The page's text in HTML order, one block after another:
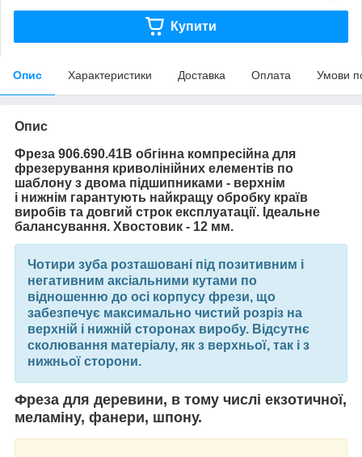
Купити
Опис Характеристики Доставка Оплата Умови
Опис
Фреза 906.690.41B обгінна компресійна для
фрезерування криволінійних елементів по
шаблону з двома підшипниками - верхнім
і нижнім гарантують найкращу обробку країв
виробів та довгий строк експлуатації. Ідеальне
балансування. Хвостовик - 12 мм.
Чотири зуба розташовані під позитивним і
негативним аксіальними кутами по
відношенню до осі корпусу фрези, що
забезпечує максимально чистий розріз на
верхній і нижній сторонах виробу. Відсутнє
сколювання матеріалу, як з верхньої, так і з
нижньої сторони.
Фреза для деревини, в тому числі екзотичної,
меламіну, фанери, шпону.